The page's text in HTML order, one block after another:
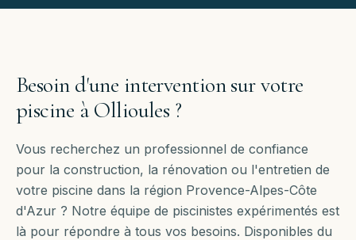
Besoin d'une intervention sur votre
piscine àOllioules ?
Vous recherchez un professionnel de confiance
pour la construction, la rénovation ou l'entretien de
votre piscine dans la région Provence-Alpes-Côte
d'Azur ? Notre équipe de piscinistes expérimentés est
là pour répondre à tous vos besoins. Disponibles du